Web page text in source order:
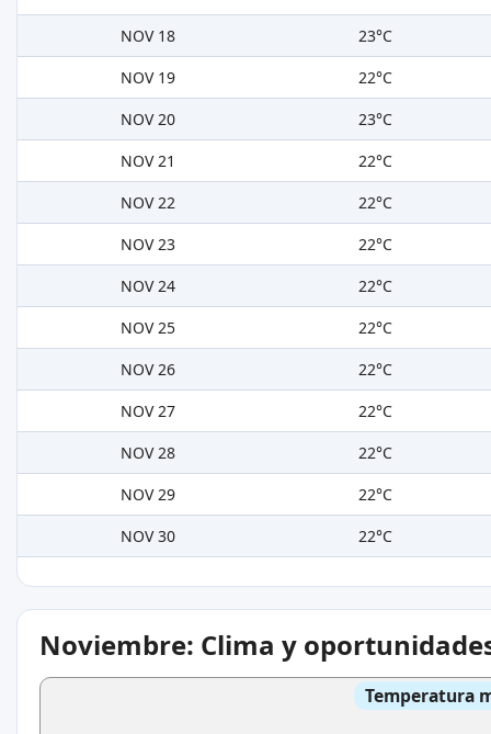
NOV 18
23°C
NOV 19
22°C
NOV 20
23°C
NOV 21
22°C
NOV 22
22°C
NOV 23
22°C
NOV 24
22°C
NOV 25
22°C
NOV 26
22°C
NOV 27
22°C
NOV 28
22°C
NOV 29
22°C
NOV 30
22°C
Noviembre: Clima y
Temperatura